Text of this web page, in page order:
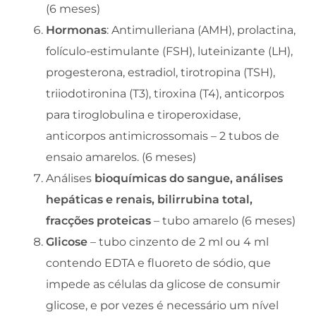
(6 meses)
Hormonas: Antimulleriana (AMH), prolactina,
folículo-estimulante (FSH), luteinizante (LH),
progesterona, estradiol, tirotropina (TSH),
triiodotironina (T3), tiroxina (T4), anticorpos
para tiroglobulina e tiroperoxidase,
anticorpos antimicrossomais – 2 tubos de
ensaio amarelos. (6 meses)
Análises bioquímicas do sangue, análises
hepáticas e renais, bilirrubina total,
fracções proteicas – tubo amarelo (6 meses)
Glicose – tubo cinzento de 2 ml ou 4 ml
contendo EDTA e fluoreto de sódio, que
impede as células da glicose de consumir
glicose, e por vezes é necessário um nível